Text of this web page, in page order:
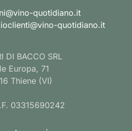
quotidiano.it
quotidiano.it
DI BACCO SRL
Europa, 71
Thiene (VI)
03315690242